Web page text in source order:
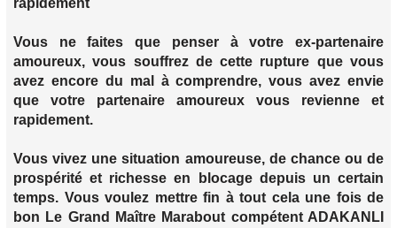
rapidement
Vous ne faites que penser à votre ex-partenaire
amoureux, vous souffrez de cette rupture que vous
avez encore du mal à comprendre, vous avez envie
que votre partenaire amoureux vous revienne et
rapidement.
Vous vivez une situation amoureuse, de chance ou de
prospérité et richesse en blocage depuis un certain
temps. Vous voulez mettre fin à tout cela une fois de
bon Le Grand Maître Marabout compétent ADAKANLI